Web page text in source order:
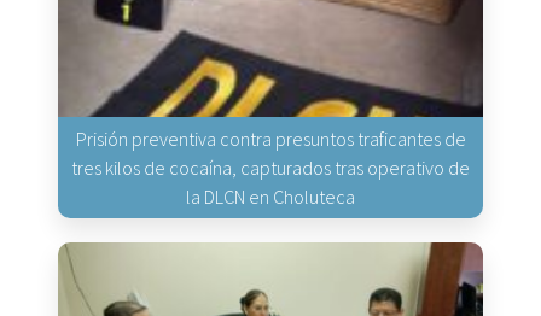
Prisión preventiva contra presuntos traficantes de
tres kilos de cocaína, capturados tras operativo de
la DLCN en Choluteca